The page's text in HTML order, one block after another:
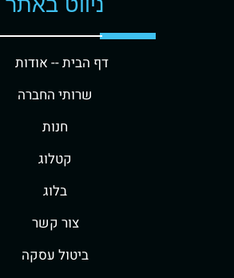
ניווט באתר
דף הבית -- אודות
שרותי החברה
חנות
קטלוג
בלוג
צור קשר
ביטול עסקה